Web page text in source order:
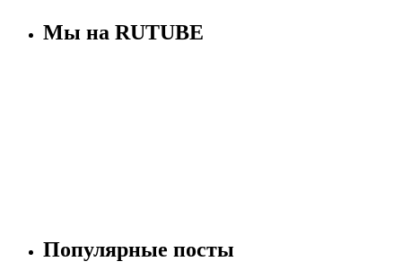
Мы на RUTUBE
Популярные посты